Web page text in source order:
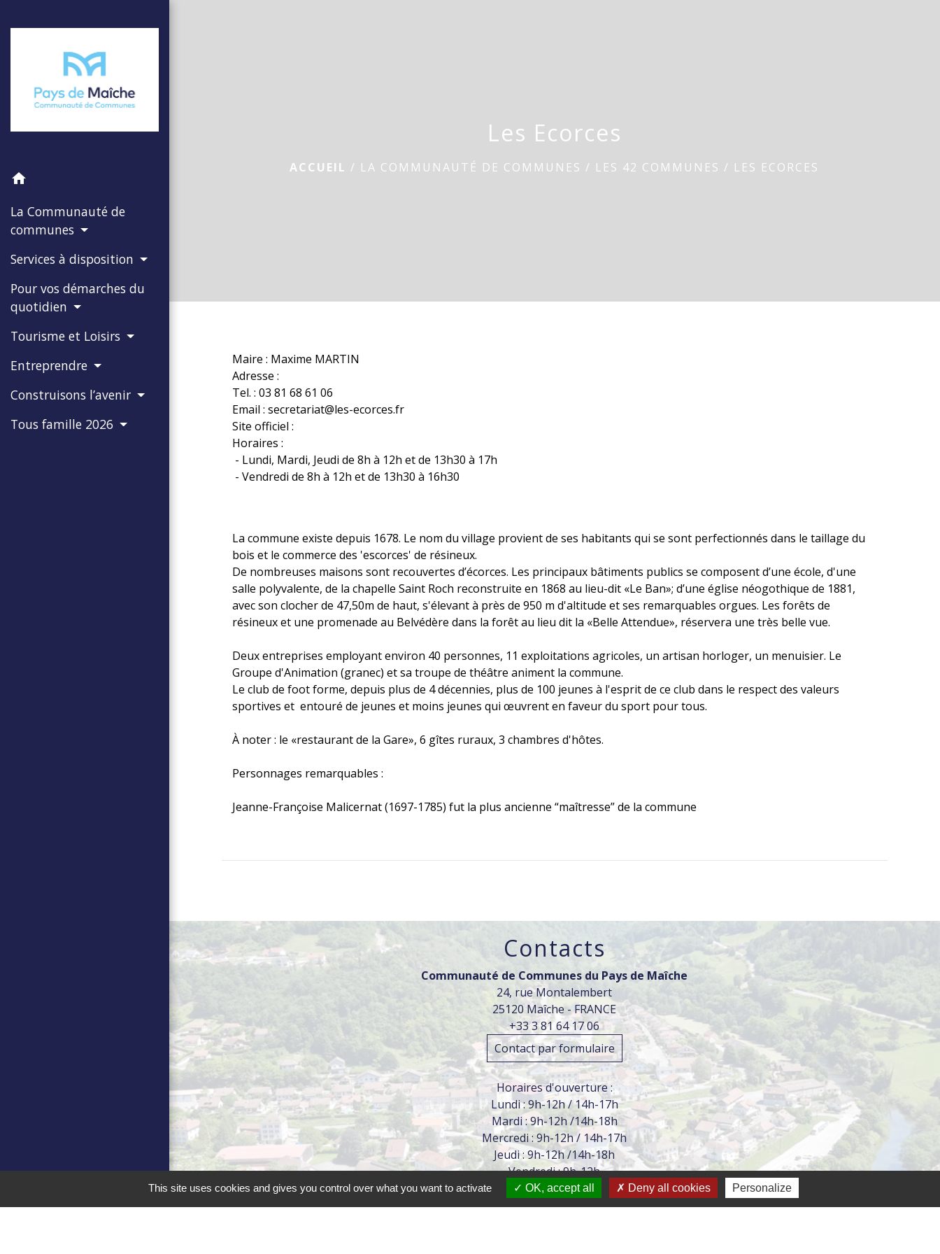
home
La Communauté de
communes
Services à disposition
Pour vos démarches du
quotidien
Tourisme et Loisirs
Entreprendre
Construisons l’avenir
Tous famille 2026
Les Ecorces
ACCUEIL / LA COMMUNAUTÉ DE COMMUNES / LES 42 COMMUNES / LES ECORCES
Maire : Maxime MARTIN
Adresse :
Tel. : 03 81 68 61 06
Email : secretariat@les-ecorces.fr
Site officiel :
Horaires :
- Lundi, Mardi, Jeudi de 8h à 12h et de 13h30 à 17h
- Vendredi de 8h à 12h et de 13h30 à 16h30
La commune existe depuis 1678. Le nom du village provient de ses habitants qui se sont perfectionnés dans le taillage du
bois et le commerce des 'escorces' de résineux.
De nombreuses maisons sont recouvertes d’écorces. Les principaux bâtiments publics se composent d’une école, d'une
salle polyvalente, de la chapelle Saint Roch reconstruite en 1868 au lieu-dit «Le Ban»; d’une église néogothique de 1881,
avec son clocher de 47,50m de haut, s'élevant à près de 950 m d'altitude et ses remarquables orgues. Les forêts de
résineux et une promenade au Belvédère dans la forêt au lieu dit la «Belle Attendue», réservera une très belle vue.
Deux entreprises employant environ 40 personnes, 11 exploitations agricoles, un artisan horloger, un menuisier. Le
Groupe d'Animation (granec) et sa troupe de théâtre animent la commune.
Le club de foot forme, depuis plus de 4 décennies, plus de 100 jeunes à l'esprit de ce club dans le respect des valeurs
sportives et entouré de jeunes et moins jeunes qui œuvrent en faveur du sport pour tous.
À noter : le «restaurant de la Gare», 6 gîtes ruraux, 3 chambres d'hôtes.
Personnages remarquables :
Jeanne-Françoise Malicernat (1697-1785) fut la plus ancienne “maîtresse” de la commune
Contacts
Communauté de Communes du Pays de Maîche
24, rue Montalembert
25120 Maîche - FRANCE
+33 3 81 64 17 06
Contact par formulaire
Horaires d'ouverture :
Lundi : 9h-12h / 14h-17h
Mardi : 9h-12h /14h-18h
Mercredi : 9h-12h / 14h-17h
Jeudi : 9h-12h /14h-18h
Vendredi : 9h-12h
This site uses cookies and gives you control over what you want to activate OK, accept all Deny all cookies Personalize